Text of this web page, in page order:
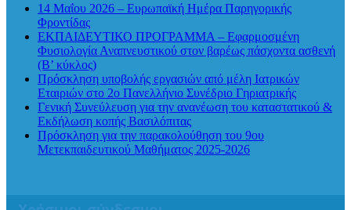
14 Μαΐου 2026 – Ευρωπαϊκή Ημέρα Παρηγορικής
Φροντίδας
ΕΚΠΑΙΔΕΥΤΙΚΟ ΠΡΟΓΡΑΜΜΑ – Εφαρμοσμένη
Φυσιολογία Αναπνευστικού στον βαρέως πάσχοντα ασθενή
(Β’ κύκλος)
Πρόσκληση υποβολής εργασιών από μέλη Ιατρικών
Εταιριών στο 2ο Πανελλήνιο Συνέδριο Γηριατρικής
Γενική Συνεύλευση για την ανανέωση του καταστατικού &
Εκδήλωση κοπής Βασιλόπιτας
Πρόσκληση για την παρακολούθηση του 9ου
Μετεκπαιδευτικού Μαθήματος 2025-2026